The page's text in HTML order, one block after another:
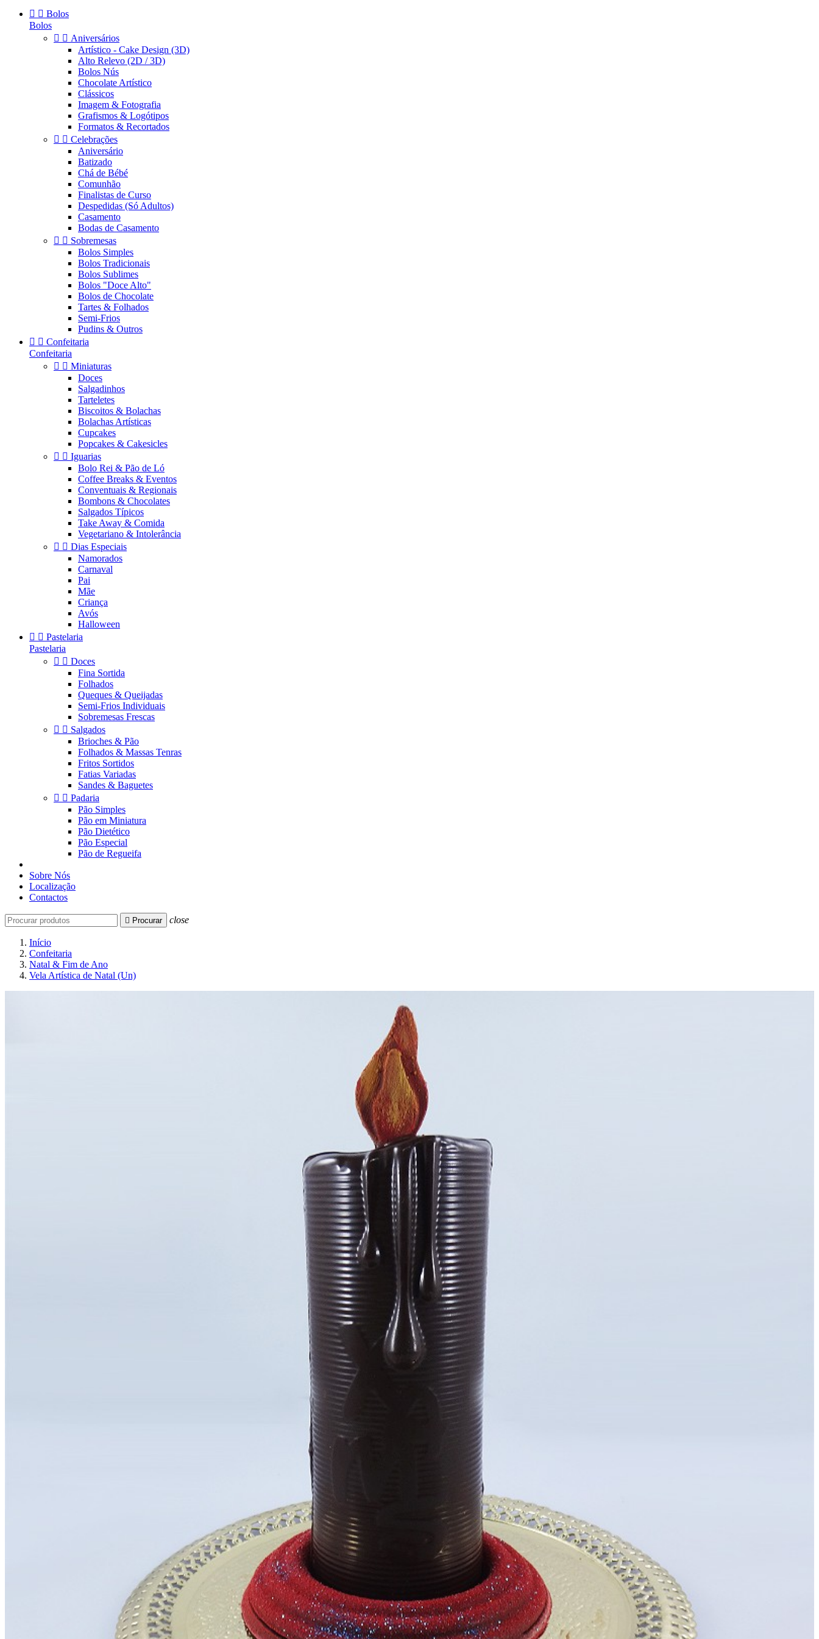
  Bolos
Bolos
  Aniversários
Artístico - Cake Design (3D)
Alto Relevo (2D / 3D)
Bolos Nús
Chocolate Artístico
Clássicos
Imagem & Fotografia
Grafismos & Logótipos
Formatos & Recortados
  Celebrações
Aniversário
Batizado
Chá de Bébé
Comunhão
Finalistas de Curso
Despedidas (Só Adultos)
Casamento
Bodas de Casamento
  Sobremesas
Bolos Simples
Bolos Tradicionais
Bolos Sublimes
Bolos "Doce Alto"
Bolos de Chocolate
Tartes & Folhados
Semi-Frios
Pudins & Outros
  Confeitaria
Confeitaria
  Miniaturas
Doces
Salgadinhos
Tarteletes
Biscoitos & Bolachas
Bolachas Artísticas
Cupcakes
Popcakes & Cakesicles
  Iguarias
Bolo Rei & Pão de Ló
Coffee Breaks & Eventos
Conventuais & Regionais
Bombons & Chocolates
Salgados Típicos
Take Away & Comida
Vegetariano & Intolerância
  Dias Especiais
Namorados
Carnaval
Pai
Mãe
Criança
Avós
Halloween
  Pastelaria
Pastelaria
  Doces
Fina Sortida
Folhados
Queques & Queijadas
Semi-Frios Individuais
Sobremesas Frescas
  Salgados
Brioches & Pão
Folhados & Massas Tenras
Fritos Sortidos
Fatias Variadas
Sandes & Baguetes
  Padaria
Pão Simples
Pão em Miniatura
Pão Dietético
Pão Especial
Pão de Regueifa
Sobre Nós
Localização
Contactos
 Procurar close
Início
Confeitaria
Natal & Fim de Ano
Vela Artística de Natal (Un)